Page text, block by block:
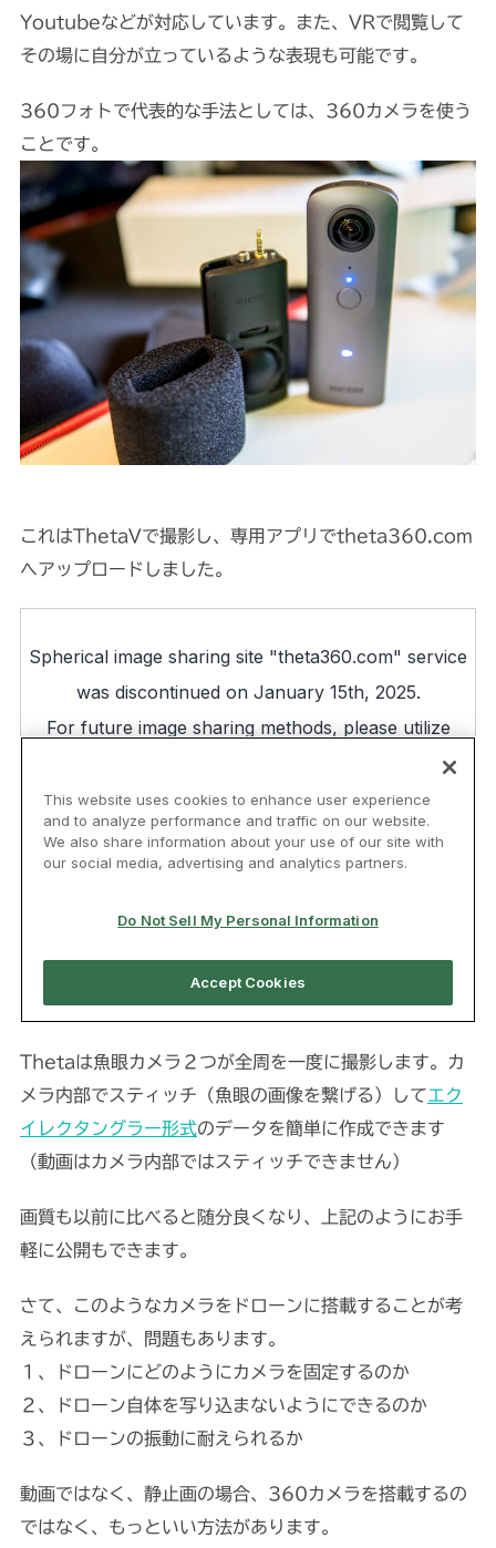
Youtubeなどが対応しています。また、VRで閲覧して
その場に自分が立っているような表現も可能です。
360フォトで代表的な手法としては、360カメラを使う
ことです。
これはThetaVで撮影し、専用アプリでtheta360.com
へアップロードしました。
Thetaは魚眼カメラ２つが全周を一度に撮影します。カ
メラ内部でスティッチ（魚眼の画像を繋げる）してエク
イレクタングラー形式のデータを簡単に作成できます
（動画はカメラ内部ではスティッチできません）
画質も以前に比べると随分良くなり、上記のようにお手
軽に公開もできます。
さて、このようなカメラをドローンに搭載することが考
えられますが、問題もあります。
１、ドローンにどのようにカメラを固定するのか
２、ドローン自体を写り込まないようにできるのか
３、ドローンの振動に耐えられるか
動画ではなく、静止画の場合、360カメラを搭載するの
ではなく、もっといい方法があります。